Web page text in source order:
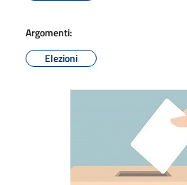
Argomenti:
Elezioni